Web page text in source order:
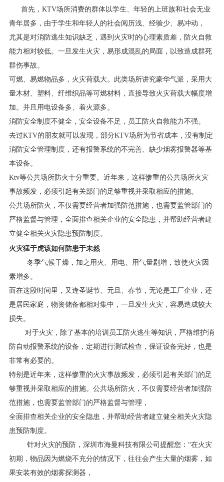
首先，KTV场所消费的群体以学生、年轻的上班族和社会无业
青年居多，由于学生和年轻人的社会阅历浅、经验少、易冲动，
尤其是对消防逃生知识缺乏，遇到火灾时的心理素质差，防火自救
能力相对较低。一旦发生火灾，易形成混乱的局面，以致造成群死
群伤事故。
可燃、易燃物品多，火灾荷载大。此类场所讲究豪华气派，采用大
量木材、塑料、纤维织品等可燃材料，直接导致火灾荷载大幅度增
加。并且用电设备多、着火源多。
消防安全制度不健全，安全设备不足，员工防火自救能力不强。
去过KTV的朋友就可以发现，部分KTV场所为节省成本，没有制定
消防安全管理制度，还有报警系统的不完善、缺少烟雾报警器等基
本设备。
Ktv等公共场所防火十分重要。近年来，这样惨重的公共场所火灾
事故频发，必须引起有关部门的足够重视并采取相应的措施。
公共场所防火，不仅需要经营者加强防范措施，也需要监管部门的
严格监督与管理，全面排查相关企业的安全隐患，并帮助经营者建
立健全相关火灾隐患预防制度。
火灾猛于虎该如何防患于未然
冬季气候干燥，加之用火、用电、用气量剧增，致使火灾因
素增多。
而在这段时间里，又逢圣诞节、元旦、春节，无论是工厂企业，还
是居民家庭，物资储备都相对集中，一旦发生火灾，容易造成较大
损失。
对于火灾，除了基本的培训员工防火逃生等知识，严格维护消
防自动报警系统的设备，定期进行测试检查，保证设备完好，也是
非常有必要的。
特别是近年来，这样惨重的火灾事故频发，必须引起有关部门的足
够重视并采取相应的措施。公共场所防火，不仅需要经营者加强防
范措施，也需要监管部门的严格监督与管理，
全面排查相关企业的安全隐患，并帮助经营者建立健全相关火灾隐
患预防制度。
针对火灾的预防，深圳市海曼科技有限公司提醒您：“在火灾
初期，物品因为燃烧不充分的情况下，往往会产生大量的烟雾，如
果安装有效的烟雾探测器，